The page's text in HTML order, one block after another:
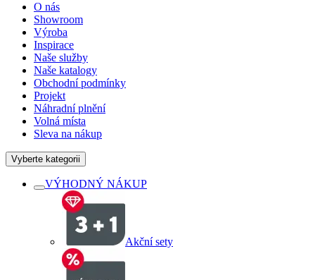
O nás
Showroom
Výroba
Inspirace
Naše služby
Naše katalogy
Obchodní podmínky
Projekt
Náhradní plnění
Volná místa
Sleva na nákup
Vyberte kategorii
VÝHODNÝ NÁKUP
Akční sety